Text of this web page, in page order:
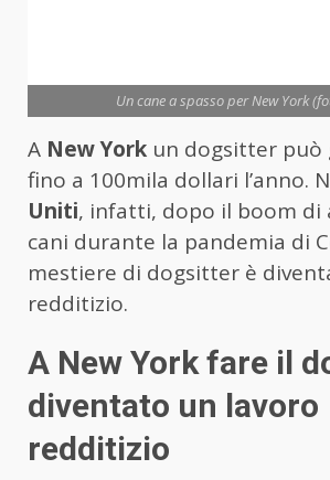
Un cane a spasso per New York
A New York un dogsitter può
fino a 100mila dollari l’anno.
Uniti, infatti, dopo il boom di
cani durante la pandemia di
mestiere di dogsitter è
redditizio.
A New York fare il
diventato un lavoro
redditizio